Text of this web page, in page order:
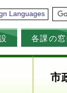
Languages
各課の窓
市